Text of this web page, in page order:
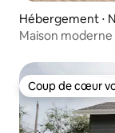
Hébergement ⋅
Maison
Coup de cœur
Coup de cœur